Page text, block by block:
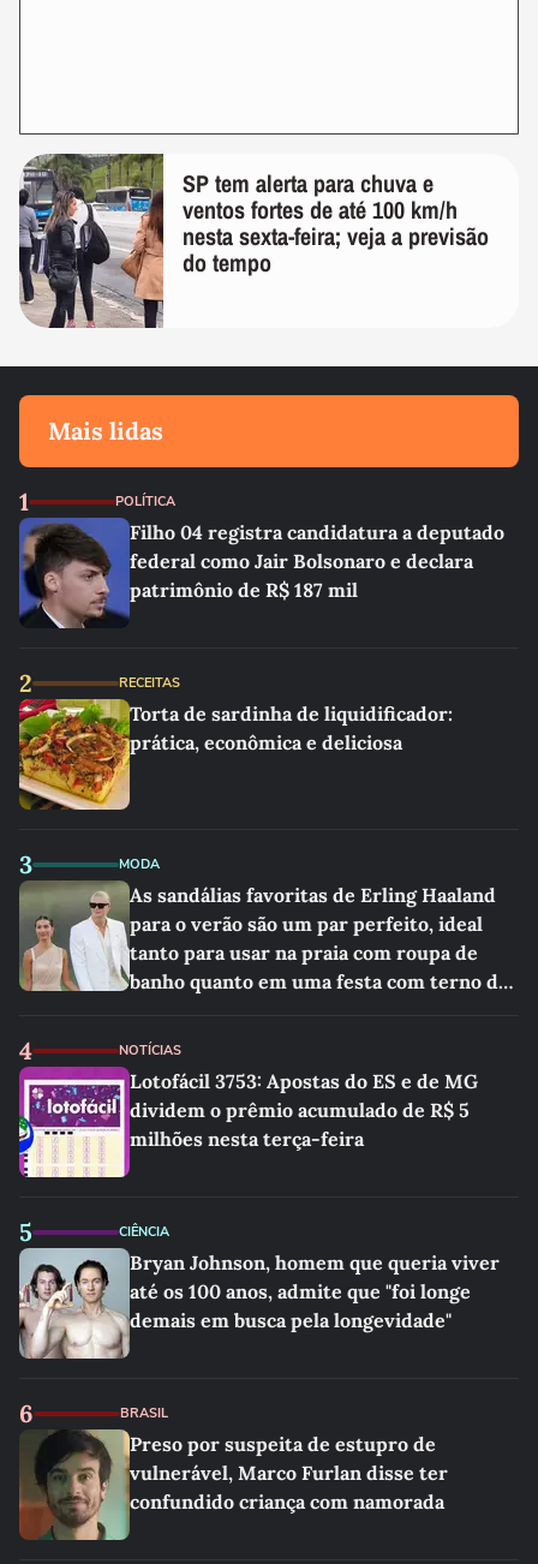
SP tem alerta para chuva e
ventos fortes de até 100 km/h
nesta sexta-feira; veja a previsão
do tempo
Mais lidas
1 POLÍTICA
Filho 04 registra candidatura a deputado
federal como Jair Bolsonaro e declara
patrimônio de R$ 187 mil
2 RECEITAS
Torta de sardinha de liquidificador:
prática, econômica e deliciosa
3 MODA
As sandálias favoritas de Erling Haaland
para o verão são um par perfeito, ideal
tanto para usar na praia com roupa de
banho quanto em uma festa com terno de
4 NOTÍCIAS
Lotofácil 3753: Apostas do ES e de MG
dividem o prêmio acumulado de R$ 5
milhões nesta terça-feira
5 CIÊNCIA
Bryan Johnson, homem que queria viver
até os 100 anos, admite que "foi longe
demais em busca pela longevidade"
6 BRASIL
Preso por suspeita de estupro de
vulnerável, Marco Furlan disse ter
confundido criança com namorada